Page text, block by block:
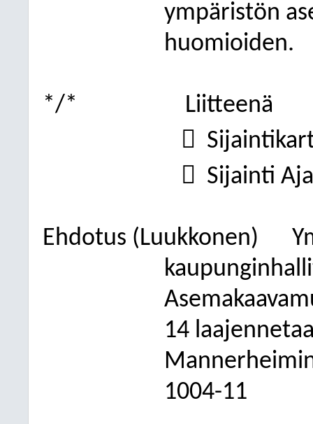
ympäristön
huomioiden.
*/* Liitteenä

 Sijainti
Ehdotus (Luukkonen)
14
1004-11